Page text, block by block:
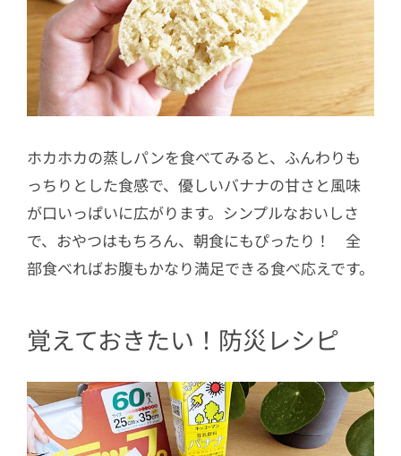
ホカホカの蒸しパンを食べてみると、ふんわりも
っちりとした食感で、優しいバナナの甘さと風味
が口いっぱいに広がります。シンプルなおいしさ
で、おやつはもちろん、朝食にもぴったり！ 全
部食べればお腹もかなり満足できる食べ応えです。
覚えておきたい！防災レシピ